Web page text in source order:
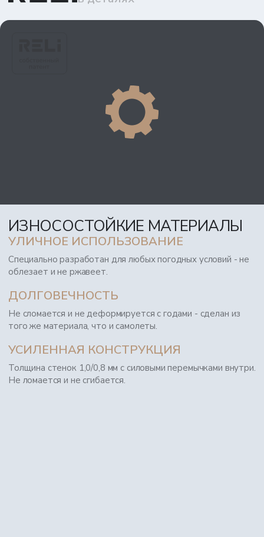
ИЗНОСОСТОЙКИЕ МАТЕРИАЛЫ
УЛИЧНОЕ ИСПОЛЬЗОВАНИЕ
Специально разработан для любых погодных условий - не
облезает и не ржавеет.
ДОЛГОВЕЧНОСТЬ
Не сломается и не деформируется с годами - сделан из
того же материала, что и самолеты.
УСИЛЕННАЯ КОНСТРУКЦИЯ
Толщина стенок 1,0/0,8 мм с силовыми перемычками внутри.
Не ломается и не сгибается.